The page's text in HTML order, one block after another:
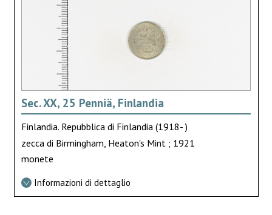
Sec. XX, 25 Penniä, Finlandia
Finlandia. Repubblica di Finlandia (1918- )
zecca di Birmingham, Heaton's Mint ; 1921
monete
Informazioni di dettaglio